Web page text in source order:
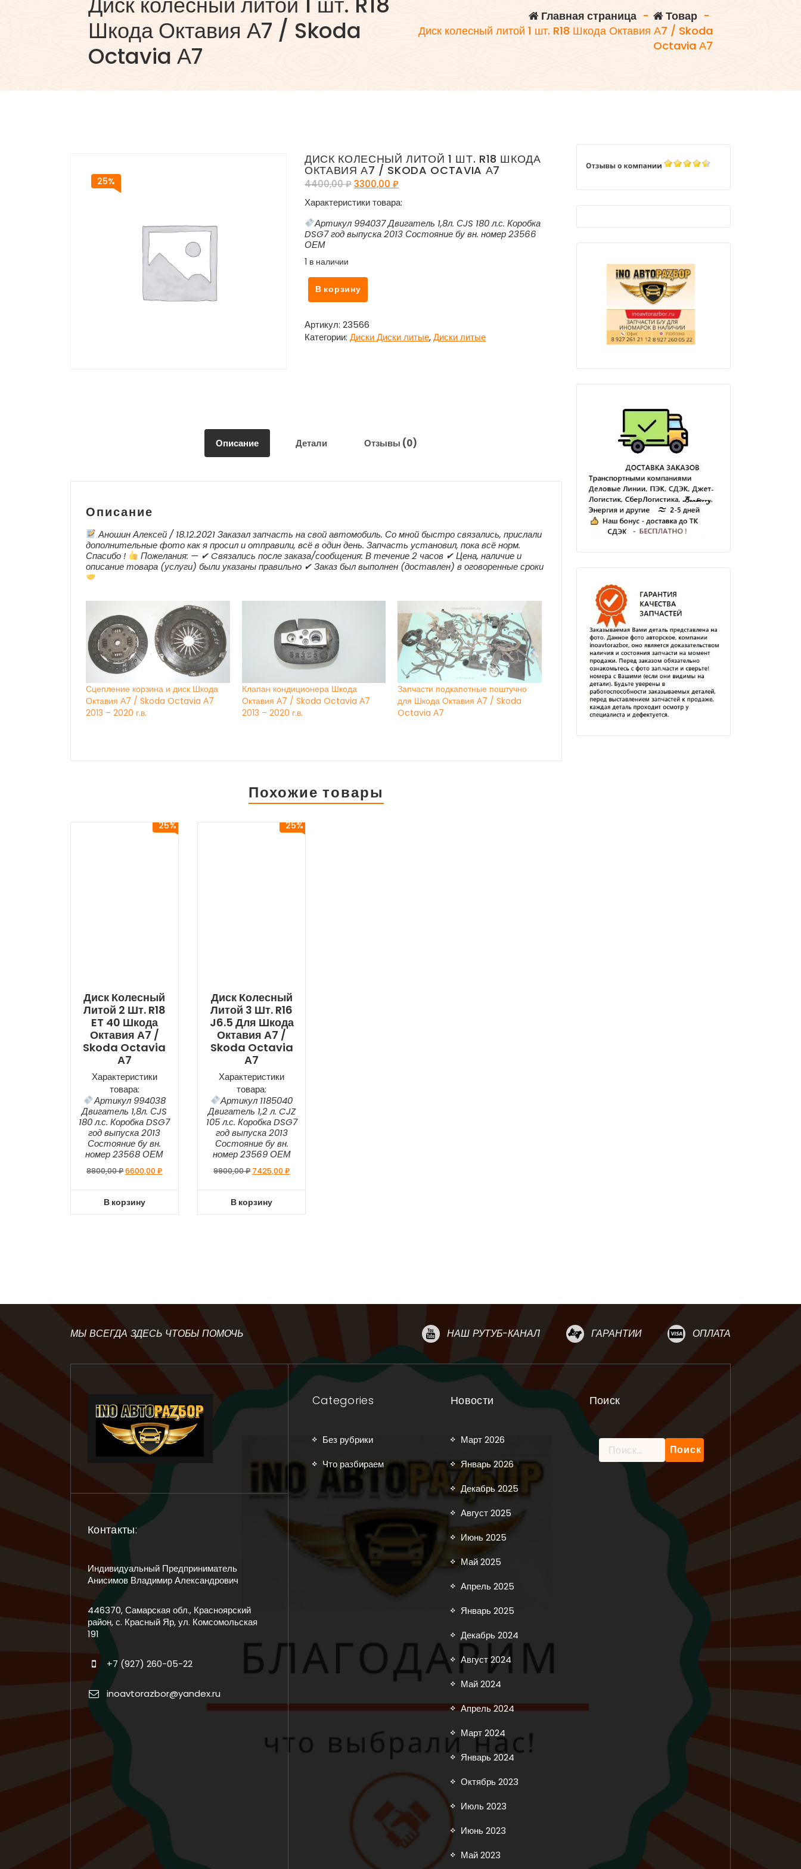
Шкода Октавия А7 / Skoda
Octavia А7
Главная страница - Товар -
Диск колесный литой 1 шт. R18 Шкода Октавия А7 / Skoda
Octavia А7
25%
ДИСК КОЛЕСНЫЙ ЛИТОЙ 1 ШТ. R18 ШКОДА
ОКТАВИЯ А7 / SKODA OCTAVIA А7
4400,00₽3300,00 ₽
Характеристики товара:
Артикул 994037 Двигатель 1,8л. СJS 180 л.с. Коробка
DSG7 год выпуска 2013 Состояние бу вн. номер 23566
ОЕМ
1 в наличии
Количество
товара
колесный
литой
Octavia
В корзину
Артикул: 23566
Категории: Диски Диски литые,Диски литые
Описание Детали Отзывы (0)
Описание
Аношин Алексей / 18.12.2021 Заказал запчасть на свой автомобиль. Со мной быстро связались, прислали
дополнительные фото как я просил и отправили, всё в один день. Запчасть установил, пока всё норм.
Спасибо !
Пожелания: — ✔ Cвязались после заказа/сообщения: В течение 2 часов ✔ Цена, наличие и
описание товара (услуги) были указаны правильно ✔ Заказ был выполнен (доставлен) в оговоренные сроки
Сцепление корзина и диск Шкода
Октавия А7 / Skoda Octavia А7
2013 – 2020 г.в.
Клапан кондиционера Шкода
Октавия А7 / Skoda Octavia А7
2013 – 2020 г.в.
Запчасти подкапотные поштучно
для Шкода Октавия А7 / Skoda
Octavia А7
Похожие товары
25%
Диск Колесный
Литой 2 Шт. R18
ET 40 Шкода
Октавия А7 /
Skoda Octavia
А7
Характеристики
товара:
Артикул 994038
Двигатель 1,8л. СJS
180 л.с. Коробка DSG7
год выпуска 2013
Состояние бу вн.
номер 23568 ОЕМ
8800,00₽6600,00₽
В корзину
25%
Диск Колесный
Литой 3 Шт. R16
J6.5 Для Шкода
Октавия А7 /
Skoda Octavia
А7
Характеристики
товара:
Артикул 1185040
Двигатель 1,2 л. CJZ
105 л.с. Коробка DSG7
год выпуска 2013
Состояние бу вн.
номер 23569 ОЕМ
9900,00₽ 7425,00₽
В корзину
МЫ ВСЕГДА ЗДЕСЬ ЧТОБЫ ПОМОЧЬ НАШ РУТУБ-КАНАЛ ГАРАНТИИ ОПЛАТА
Контакты:
Индивидуальный Предприниматель
Анисимов Владимир Александрович
446370, Самарская обл., Красноярский
район, с. Красный Яр, ул. Комсомольская
191
+7 (927) 260-05-22
inoavtorazbor@yandex.ru
Categories
Без рубрики
Что разбираем
Новости
Март 2026
Январь 2026
Декабрь 2025
Август 2025
Июнь 2025
Май 2025
Апрель 2025
Январь 2025
Декабрь 2024
Август 2024
Май 2024
Апрель 2024
Март 2024
Январь 2024
Октябрь 2023
Июль 2023
Июнь 2023
Май 2023
Поиск
Найти: